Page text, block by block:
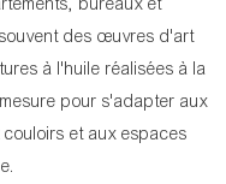
bureaux et
des œuvres d'art
à l'huile réalisées à la
pour s'adapter aux
et aux espaces